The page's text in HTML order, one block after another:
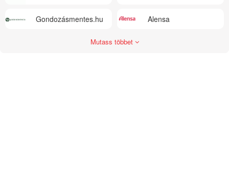
Gondozásmentes.hu Alensa
Mutass többet